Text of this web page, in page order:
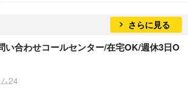
さらに見る
い合わせコールセンター/在宅OK/週休3日O
24